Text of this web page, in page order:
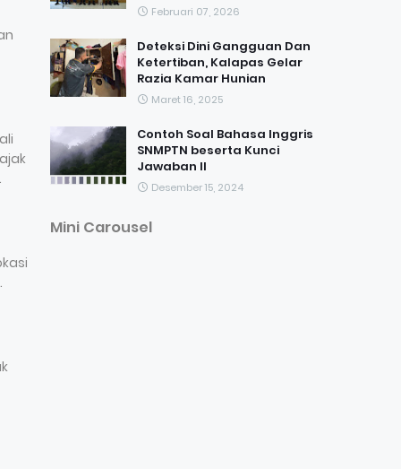
Februari 07, 2026
Deteksi Dini Gangguan Dan
Ketertiban, Kalapas Gelar
Razia Kamar Hunian
Maret 16, 2025
Contoh Soal Bahasa Inggris
SNMPTN beserta Kunci
Jawaban II
Desember 15, 2024
Mini Carousel